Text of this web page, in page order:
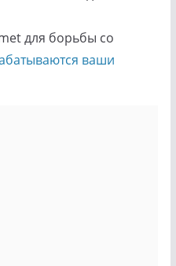
для борьбы со
ваши